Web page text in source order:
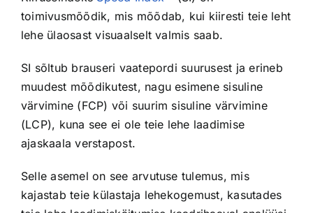
toimivusmõõdik, mis mõõdab, kui kiiresti teie leht
lehe ülaosast visuaalselt valmis saab.
SI sõltub brauseri vaatepordi suurusest ja erineb
muudest mõõdikutest, nagu esimene sisuline
värvimine (FCP) või suurim sisuline värvimine
(LCP), kuna see ei ole teie lehe laadimise
ajaskaala verstapost.
Selle asemel on see arvutuse tulemus, mis
kajastab teie külastaja lehekogemust, kasutades